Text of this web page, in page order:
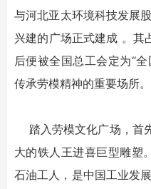
与河北亚太环境科技发展
兴建的广场正式建成 。其
后便被全国总工会定为“
传承劳模精神的重要场所。
踏入劳模文化广场，首
大的铁人王进喜巨型雕塑
石油工人，是中国工业发